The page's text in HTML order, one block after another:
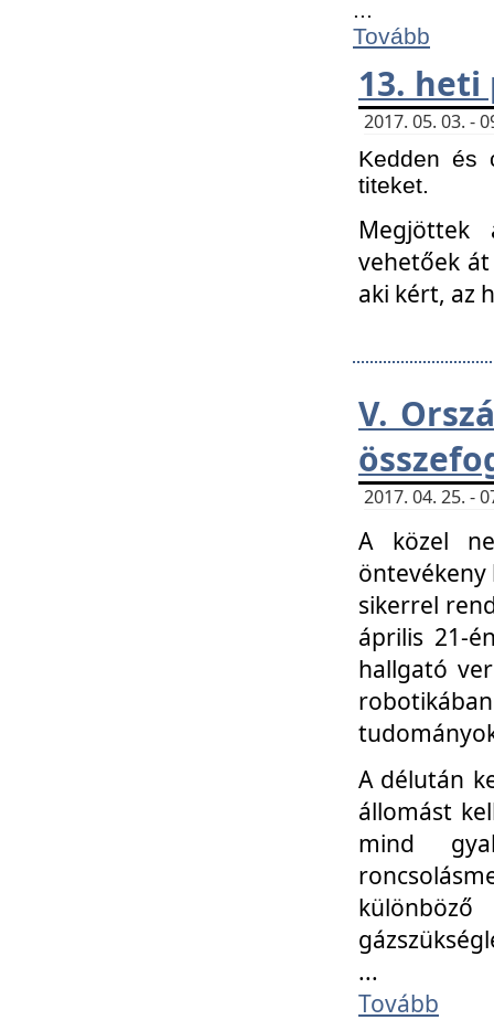
Tovább
13.
2017. 05. 03. -
Kedden és
titeket.
Megjöttek
vehetőek
aki kért, az
V.
2017. 04. 25. -
A közel
öntevékeny
sikerrel
április 21-
hallgató
A délután
állomást
mind
...
Tovább